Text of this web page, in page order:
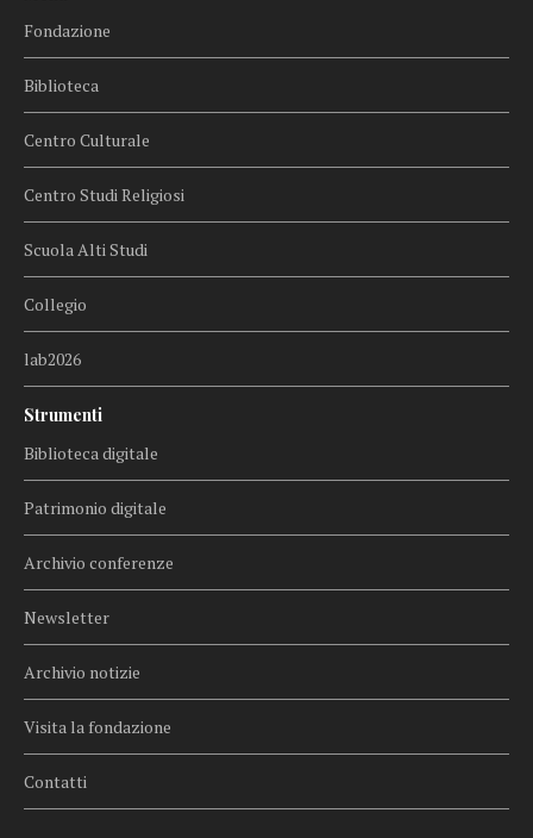
Fondazione
Biblioteca
Centro Culturale
Centro Studi Religiosi
Scuola Alti Studi
Collegio
lab2026
Strumenti
Biblioteca digitale
Patrimonio digitale
Archivio conferenze
Newsletter
Archivio notizie
Visita la fondazione
Contatti